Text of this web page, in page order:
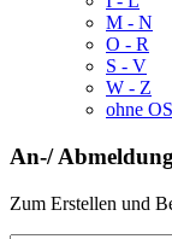
M - N
O - R
S - V
W - Z
ohne
An-/ Abmeldung
Zum Erstellen und